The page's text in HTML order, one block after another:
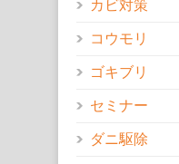
カビ対策
コウモリ
ゴキブリ
セミナー
ダニ駆除